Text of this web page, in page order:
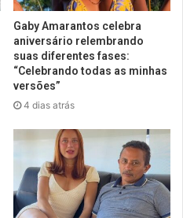
Gaby Amarantos celebra
aniversário relembrando
suas diferentes fases:
“Celebrando todas as minhas
versões”
4 dias atrás